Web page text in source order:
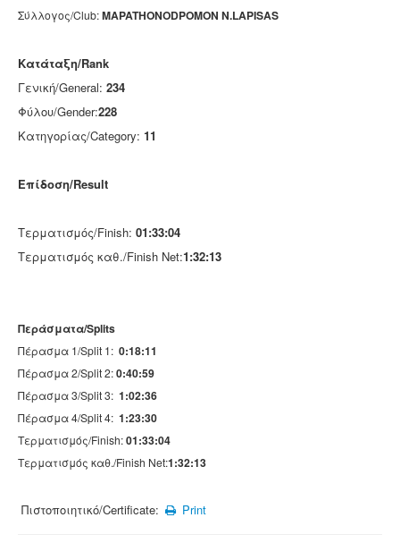
Σύλλογος/Club:MAPATHONODPOMON N.LAPISAS
Κατάταξη/Rank
Γενική/General: 234
Φύλου/Gender:228
Κατηγορίας/Category: 11
Επίδοση/Result
Τερματισμός/Finish: 01:33:04
Τερματισμός καθ./Finish Net:1:32:13
Περάσματα/Splits
Πέρασμα 1/Split 1: 0:18:11
Πέρασμα 2/Split 2:0:40:59
Πέρασμα 3/Split 3: 1:02:36
Πέρασμα 4/Split 4: 1:23:30
Τερματισμός/Finish:01:33:04
Τερματισμός καθ./Finish Net:1:32:13
Πιστοποιητικό/Certificate: Print